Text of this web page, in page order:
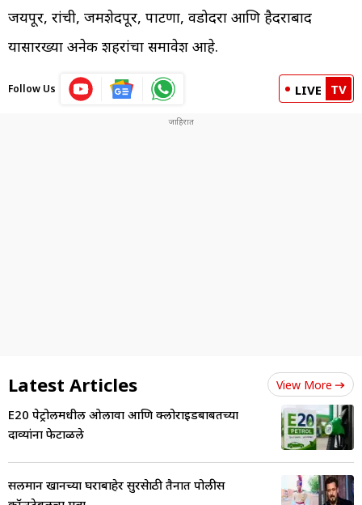
जयपूर, रांची, जमशेदपूर, पाटणा, वडोदरा आणि हैदराबाद
यासारख्या अनेक शहरांचा समावेश आहे.
Follow Us LIVE TV
Latest Articles View More
E20 पेट्रोलमधील ओलावा आणि क्लोराइडबाबतच्या
दाव्यांना फेटाळले
सलमान खानच्या घराबाहेर सुरक्षेसाठी तैनात पोलीस